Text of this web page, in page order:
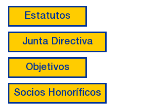
Estatutos
Junta Directiva
Objetivos
Socios Honoríficos